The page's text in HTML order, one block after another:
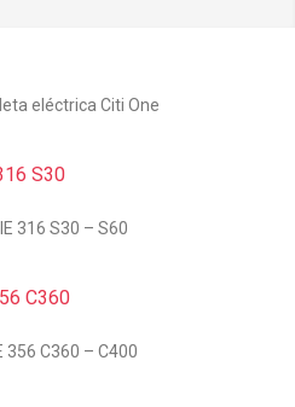
eléctrica Citi One
316 S30 – S60
356 C360 – C400